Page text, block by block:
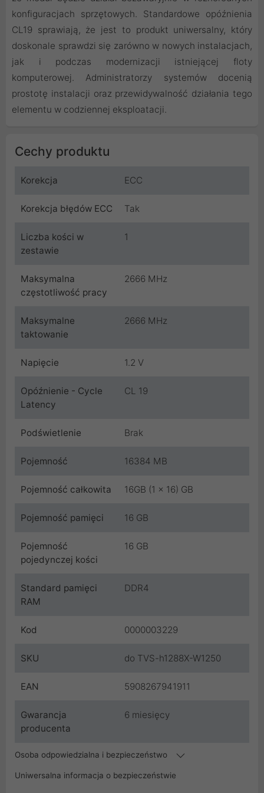
konfiguracjach sprzętowych. Standardowe opóźnienia
CL19 sprawiają, że jest to produkt uniwersalny, który
doskonale sprawdzi się zarówno w nowych instalacjach,
jak i podczas modernizacji istniejącej floty
komputerowej. Administratorzy systemów docenią
prostotę instalacji oraz przewidywalność działania tego
elementu w codziennej eksploatacji.
Cechy produktu
Korekcja ECC
Korekcja błędów ECC Tak
Liczba kości w
zestawie
1
Maksymalna
częstotliwość pracy
2666 MHz
Maksymalne
taktowanie
2666 MHz
Napięcie 1.2 V
Opóźnienie - Cycle
Latency
CL 19
Podświetlenie Brak
Pojemność 16384 MB
Pojemność całkowita 16GB (1 x 16) GB
Pojemność pamięci 16 GB
Pojemność
pojedynczej kości
16 GB
Standard pamięci
RAM
DDR4
Kod 0000003229
SKU do TVS-h1288X-W1250
EAN 5908267941911
Gwarancja
producenta
6 miesięcy
Osoba odpowiedzialna i bezpieczeństwo
Uniwersalna informacja o bezpieczeństwie